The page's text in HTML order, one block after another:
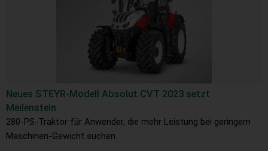
Neues STEYR-Modell Absolut CVT 2023 setzt
Meilenstein
280-PS-Traktor für Anwender, die mehr Leistung bei geringem
Maschinen-Gewicht suchen